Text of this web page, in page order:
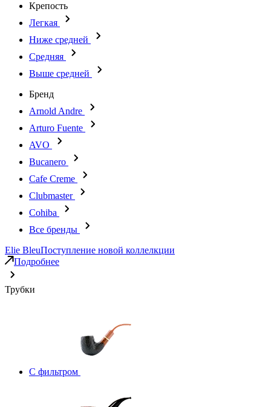
Крепость
Легкая
Ниже средней
Средняя
Выше средней
Бренд
Arnold Andre
Arturo Fuente
AVO
Bucanero
Cafe Creme
Clubmaster
Cohiba
Все бренды
Elie BleuПоступление новой коллелкции
Подробнее
Трубки
С фильтром